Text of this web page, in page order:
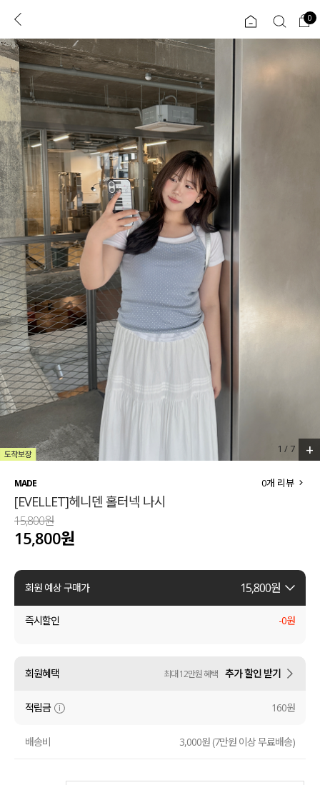
로그인 0
ENG
콘텐츠 플러스핏
CATEGORY COMMUNITY
도착보장⚡
인플루언서 pick!
신상 5%
베스트
MADE
세트할인 ~30%
하객룩
살안타템
110사이즈
티셔츠
팬츠
셔츠
원피스
액티브
아우터
ALL
익스클루시브
아우터
티셔츠
니트
블라우스
0
1 / 7 +
MADE
[EVELLET]헤니덴 홀터넥 나시
0개 리뷰
15,800원
15,800원
회원 예상 구매가 15,800원
즉시할인 -0원
회원혜택 최대 12만원 혜택 추가 할인 받기
적립금 160원
배송비 3,000원 (7만원 이상 무료배송)